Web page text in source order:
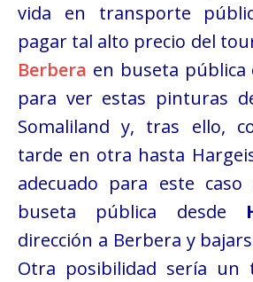
vida en transporte
pagar tal alto precio del
Berbera en buseta pública
para ver estas pinturas
Somaliland y, tras ello,
tarde en otra hasta
adecuado para este
buseta pública desde
dirección a Berbera y
Otra posibilidad sería un